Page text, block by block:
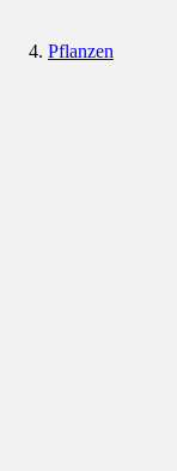
Pflanzen